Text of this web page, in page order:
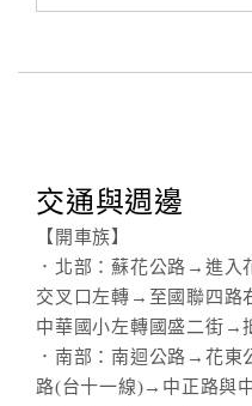
交通與週邊
【開車族】
．北部：蘇花公路→進
交叉口左轉→至國聯四路
中華國小左轉國盛二街→
．南部：南迴公路→花東
路(台十一線)→中正路與